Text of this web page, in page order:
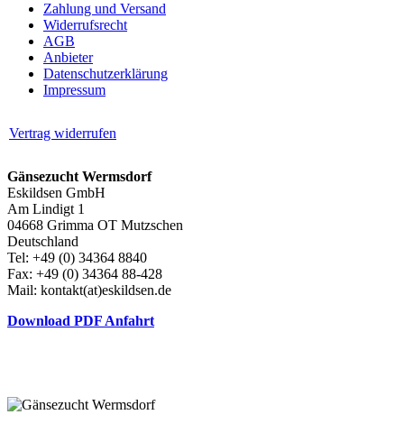
Zahlung und Versand
Widerrufsrecht
AGB
Anbieter
Datenschutzerklärung
Impressum
Vertrag widerrufen
Gänsezucht Wermsdorf
Eskildsen GmbH
Am Lindigt 1
04668 Grimma OT Mutzschen
Deutschland
Tel: +49 (0) 34364 8840
Fax: +49 (0) 34364 88-428
Mail: kontakt(at)eskildsen.de
Download PDF Anfahrt